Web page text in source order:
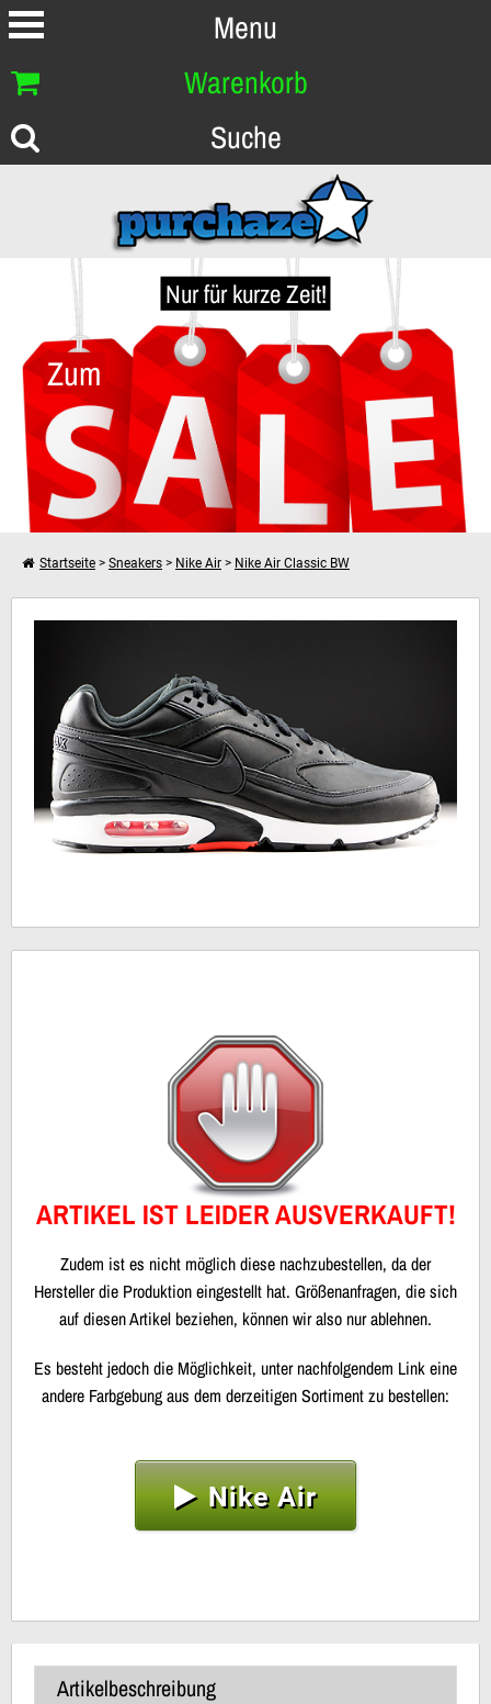
Menu
Warenkorb
Suche
Nur für kurze Zeit!
Zum
Dein Warenkorb ist leer!
Weiter einkaufen
Startseite > Sneakers > Nike Air > Nike Air Classic BW
Nike Air Max BW Premium
ARTIKEL IST LEIDER AUSVERKAUFT!
Zudem ist es nicht möglich diese nachzubestellen, da der
Hersteller die Produktion eingestellt hat. Größenanfragen, die sich
auf diesen Artikel beziehen, können wir also nur ablehnen.
Es besteht jedoch die Möglichkeit, unter nachfolgendem Link eine
andere Farbgebung aus dem derzeitigen Sortiment zu bestellen:
Nike Air
Artikelbeschreibung